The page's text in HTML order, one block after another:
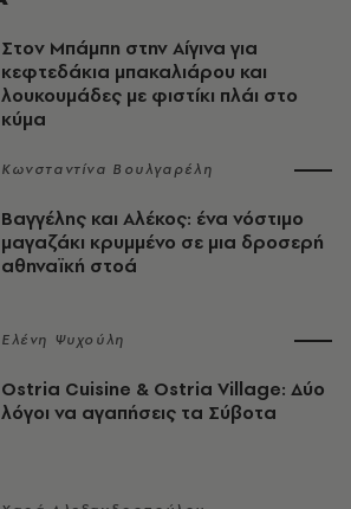
Στον Μπάμπη στην Αίγινα για
κεφτεδάκια μπακαλιάρου και
λουκουμάδες με φιστίκι πλάι στο
κύμα
Κωνσταντίνα Βουλγαρέλη
Βαγγέλης και Αλέκος: ένα νόστιμο
μαγαζάκι κρυμμένο σε μια δροσερή
αθηναϊκή στοά
Ελένη Ψυχούλη
Ostria Cuisine & Ostria Village: Δύο
λόγοι να αγαπήσεις τα Σύβοτα